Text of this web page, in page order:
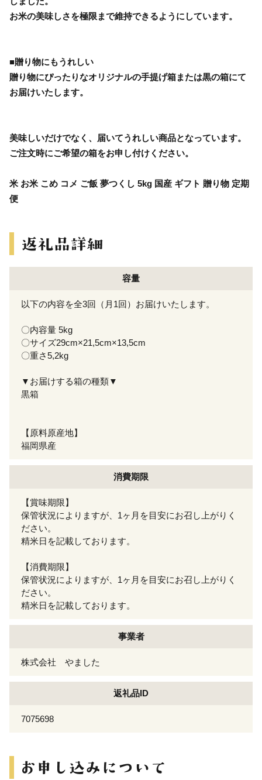
お米の美味しさを極限まで維持できるようにしています。
■贈り物にもうれしい
贈り物にぴったりなオリジナルの手提げ箱または黒の箱にて
お届けいたします。
美味しいだけでなく、届いてうれしい商品となっています。
ご注文時にご希望の箱をお申し付けください。
米 お米 こめ コメ ご飯 夢つくし 5kg 国産 ギフト 贈り物 定期
便
容量
以下の内容を全3回（月1回）お届けいたします。
〇内容量 5kg
〇サイズ29cm×21,5cm×13,5cm
〇重さ5,2kg
▼お届けする箱の種類▼
黒箱
【原料原産地】
福岡県産
消費期限
【賞味期限】
保管状況によりますが、1ヶ月を目安にお召し上がりく
ださい。
精米日を記載しております。
【消費期限】
保管状況によりますが、1ヶ月を目安にお召し上がりく
ださい。
精米日を記載しております。
事業者
株式会社 やました
返礼品ID
7075698